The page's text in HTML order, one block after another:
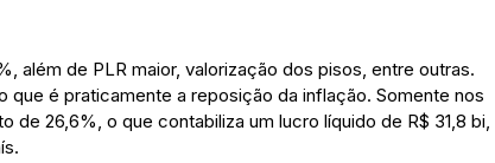
além de PLR maior, valorização dos pisos, entre outras.
é praticamente a reposição da inflação. Somente nos
26,6%, o que contabiliza um lucro líquido de R$ 31,8 bi,